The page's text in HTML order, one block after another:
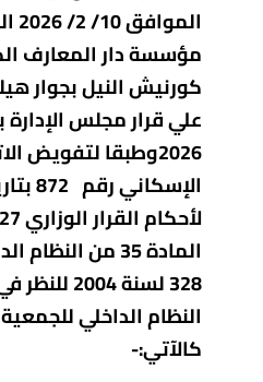
كورنيش النيل بجوار
2026وطبقا لتفويض
المادة 35 من
النظام الداخلي
كالآتي:-